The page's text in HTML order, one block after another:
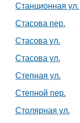
Станционная ул.
Стасова пер.
Стасова ул.
Стасова ул.
Степная ул.
Степной пер.
Столярная ул.